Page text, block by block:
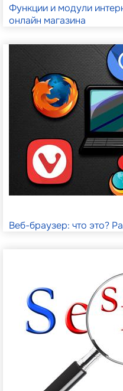
Функции и модули
онлайн магазина
Веб-браузер: что это?